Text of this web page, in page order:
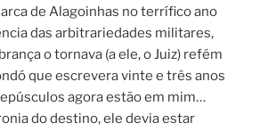
de Alagoinhas no terrífico ano
das arbitrariedades militares,
o tornava (a ele, o Juiz) refém
que escrevera vinte e três anos
agora estão em mim…
do destino, ele devia estar